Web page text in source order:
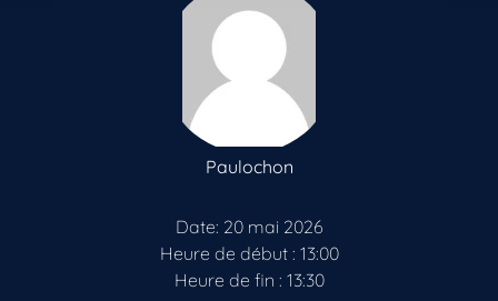
Paulochon
Date: 20 mai 2026
Heure de début : 13:00
Heure de fin : 13:30